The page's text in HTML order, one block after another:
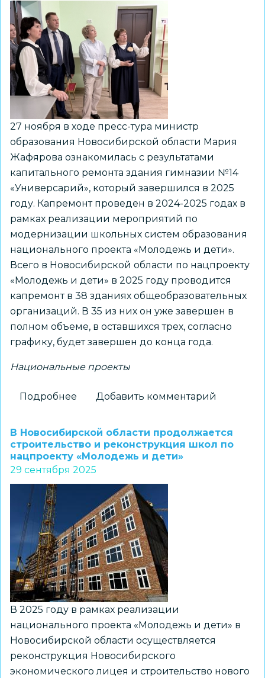
эксплуатацию
второй
корпус
Экономического
лицея
27 ноября в ходе пресс-тура министр
образования Новосибирской области Мария
Жафярова ознакомилась с результатами
капитального ремонта здания гимназии №14
«Универсарий», который завершился в 2025
году. Капремонт проведен в 2024-2025 годах в
рамках реализации мероприятий по
модернизации школьных систем образования
национального проекта «Молодежь и дети».
Всего в Новосибирской области по нацпроекту
«Молодежь и дети» в 2025 году проводится
капремонт в 38 зданиях общеобразовательных
организаций. В 35 из них он уже завершен в
полном объеме, в оставшихся трех, согласно
графику, будет завершен до конца года.
Национальные проекты
Подробнее
образования
Новосибирской
области
Мария
Жафярова
ознакомилась
с
результатами
капремонта
здания
гимназии
№14
«Универсарий»
Добавить комментарий
В Новосибирской области продолжается
строительство и реконструкция школ по
нацпроекту «Молодежь и дети»
29 сентября 2025
В 2025 году в рамках реализации
национального проекта «Молодежь и дети» в
Новосибирской области осуществляется
реконструкция Новосибирского
экономического лицея и строительство нового